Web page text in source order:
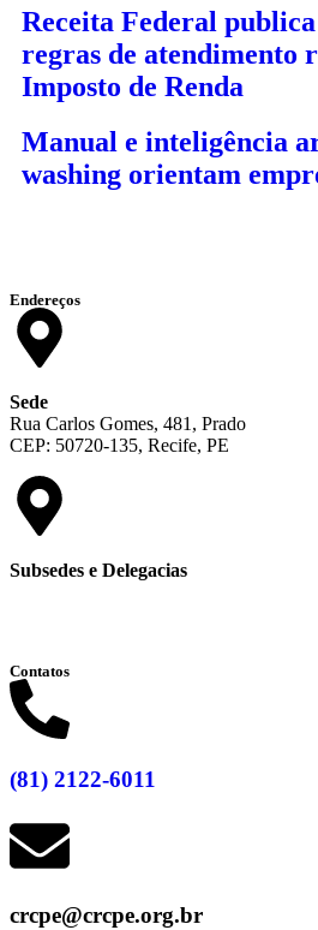
Receita Federal
regras de atendimento
Imposto de Renda
Manual e inteligência
washing orientam
Endereços
Sede
Rua Carlos Gomes, 481, Prado
CEP: 50720-135, Recife, PE
Subsedes e Delegacias
Contatos
(81) 2122-6011
crcpe@crcpe.org.br